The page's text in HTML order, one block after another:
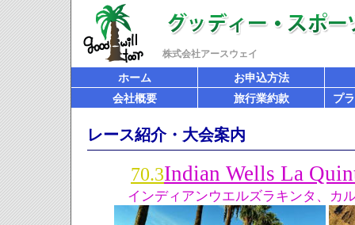
株式会社アースウェイ
ホーム
お申込方法
会社概要
旅行業約款 プ
レース紹介・大会案内
70.3Indian Wells La
インディアンウエルズラキンタ、カ